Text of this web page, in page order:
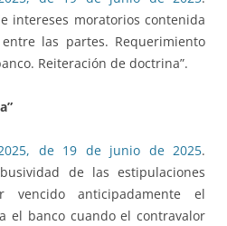
intereses moratorios contenida
las partes. Requerimiento
Reiteración de doctrina”.
de 19 de junio de 2025.
de las estipulaciones
anticipadamente el
el banco cuando el contravalor